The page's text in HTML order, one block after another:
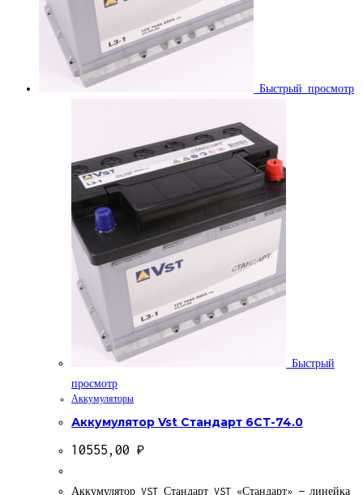
Быстрый просмотр
Быстрый
просмотр
Аккумуляторы
Аккумулятор Vst Стандарт 6СТ-74.0
10555,00 ₽
Аккумулятор VST Стандарт VST «Стандарт» — линейка